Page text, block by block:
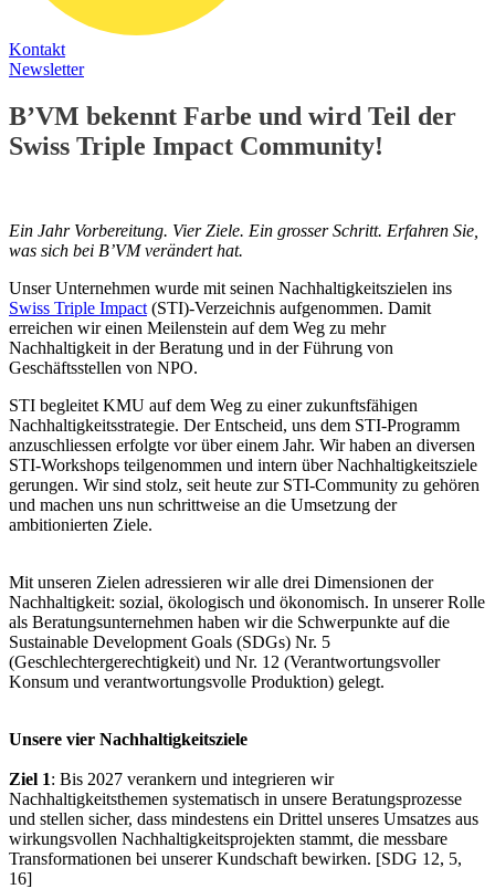
Kontakt
Newsletter
B’VM bekennt Farbe und wird Teil der
Swiss Triple Impact Community!
Ein Jahr Vorbereitung. Vier Ziele. Ein grosser Schritt. Erfahren Sie,
was sich bei B’VM verändert hat.
Unser Unternehmen wurde mit seinen Nachhaltigkeitszielen ins
Swiss Triple Impact (STI)-Verzeichnis aufgenommen. Damit
erreichen wir einen Meilenstein auf dem Weg zu mehr
Nachhaltigkeit in der Beratung und in der Führung von
Geschäftsstellen von NPO.
STI begleitet KMU auf dem Weg zu einer zukunftsfähigen
Nachhaltigkeitsstrategie. Der Entscheid, uns dem STI-Programm
anzuschliessen erfolgte vor über einem Jahr. Wir haben an diversen
STI-Workshops teilgenommen und intern über Nachhaltigkeitsziele
gerungen. Wir sind stolz, seit heute zur STI-Community zu gehören
und machen uns nun schrittweise an die Umsetzung der
ambitionierten Ziele.
Mit unseren Zielen adressieren wir alle drei Dimensionen der
Nachhaltigkeit: sozial, ökologisch und ökonomisch. In unserer Rolle
als Beratungsunternehmen haben wir die Schwerpunkte auf die
Sustainable Development Goals (SDGs) Nr. 5
(Geschlechtergerechtigkeit) und Nr. 12 (Verantwortungsvoller
Konsum und verantwortungsvolle Produktion) gelegt.
Unsere vier Nachhaltigkeitsziele
Ziel 1: Bis 2027 verankern und integrieren wir
Nachhaltigkeitsthemen systematisch in unsere Beratungsprozesse
und stellen sicher, dass mindestens ein Drittel unseres Umsatzes aus
wirkungsvollen Nachhaltigkeitsprojekten stammt, die messbare
Transformationen bei unserer Kundschaft bewirken. [SDG 12, 5,
16]